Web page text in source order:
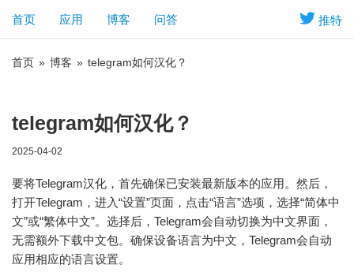
推特
首页 应用 博客 问答
首页 » 博客 » telegram如何汉化？
telegram如何汉化？
2025-04-02
要将Telegram汉化，首先确保已安装最新版本的应用。然后，
打开Telegram，进入“设置”页面，点击“语言”选项，选择“简体中
文”或“繁体中文”。选择后，Telegram会自动切换为中文界面，
无需额外下载中文包。确保设备语言为中文，Telegram会自动
应用相应的语言设置。